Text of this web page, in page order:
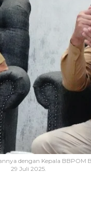
dengan Kepala BBPOM
29 Juli 2025.